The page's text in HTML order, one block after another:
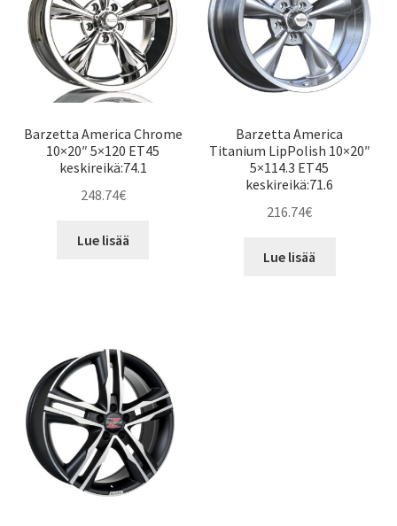
Barzetta America Chrome
10×20″ 5×120 ET45
keskireikä:74.1
248.74€
Lue lisää
Barzetta America
Titanium LipPolish 10×20″
5×114.3 ET45
keskireikä:71.6
216.74€
Lue lisää